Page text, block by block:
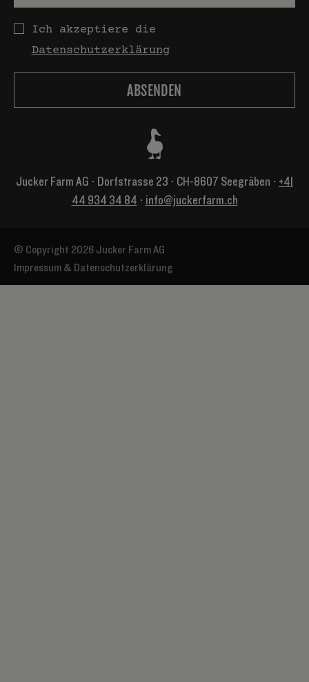
Datenschutz
Ich akzeptiere die
Datenschutzerklärung
Jucker Farm AG ⋅ Dorfstrasse 23 ⋅ CH-8607 Seegräben ⋅ +41
44 934 34 84 ⋅ info@juckerfarm.ch
© Copyright 2026 Jucker Farm AG
Impressum & Datenschutzerklärung